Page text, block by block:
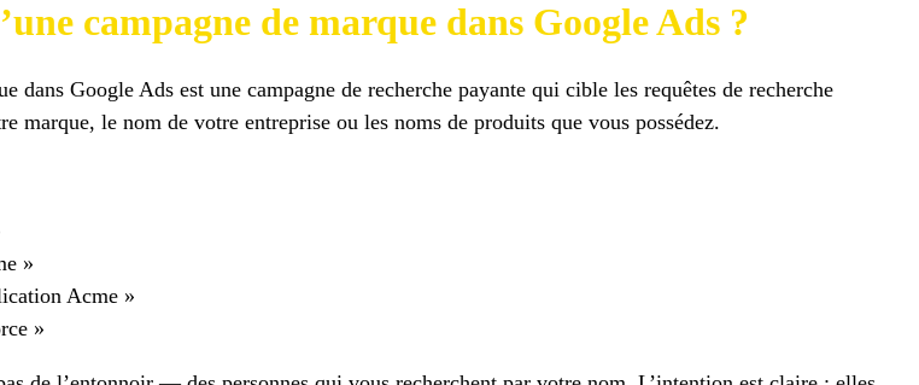
campagne de marque dans Google Ads ?
dans Google Ads est une campagne de recherche payante qui cible les requêtes de recherche
marque, le nom de votre entreprise ou les noms de produits que vous possédez.
»
Acme »
»